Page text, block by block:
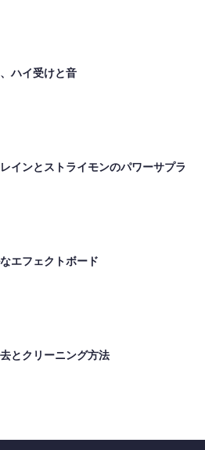
ハイ受けと音
インとストライモンのパワーサプラ
エフェクトボード
とクリーニング方法